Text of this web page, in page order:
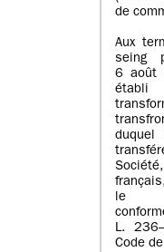
de
Aux
seing
6 août
le
L.
Code